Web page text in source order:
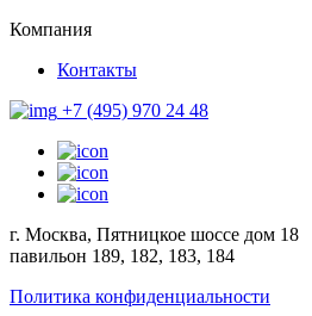
Компания
Контакты
+7 (495) 970 24 48
г. Москва, Пятницкое шоссе дом 18
павильон 189, 182, 183, 184
Политика конфиденциальности